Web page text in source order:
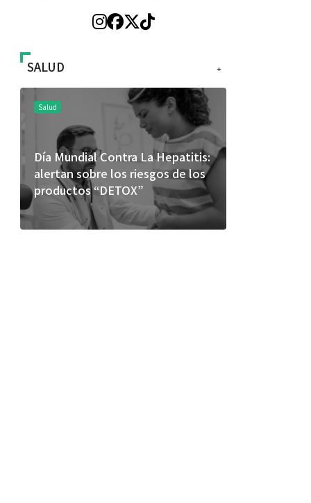
+
SALUD
El cuidado de la piel va mucho
más allá del rostro: cada zona
merece una atención específica
los